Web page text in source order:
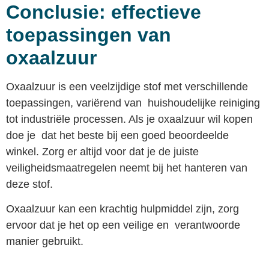
Conclusie: effectieve
toepassingen van
oxaalzuur
Oxaalzuur is een veelzijdige stof met verschillende
toepassingen, variërend van huishoudelijke reiniging
tot industriële processen. Als je oxaalzuur wil kopen
doe je dat het beste bij een goed beoordeelde
winkel. Zorg er altijd voor dat je de juiste
veiligheidsmaatregelen neemt bij het hanteren van
deze stof.
Oxaalzuur kan een krachtig hulpmiddel zijn, zorg
ervoor dat je het op een veilige en verantwoorde
manier gebruikt.